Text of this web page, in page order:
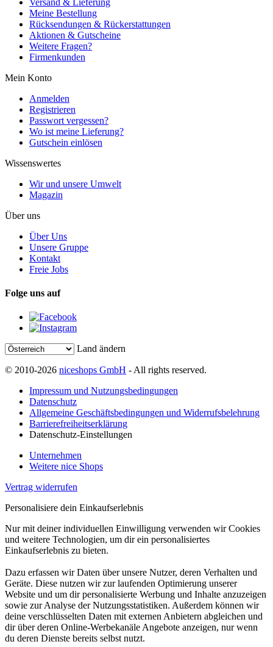
Versand & Lieferung
Meine Bestellung
Rücksendungen & Rückerstattungen
Aktionen & Gutscheine
Weitere Fragen?
Firmenkunden
Mein Konto
Anmelden
Registrieren
Passwort vergessen?
Wo ist meine Lieferung?
Gutschein einlösen
Wissenswertes
Wir und unsere Umwelt
Magazin
Über uns
Über Uns
Unsere Gruppe
Kontakt
Freie Jobs
Folge uns auf
Land ändern
© 2010-2026 niceshops GmbH - All rights reserved.
Impressum und Nutzungsbedingungen
Datenschutz
Allgemeine Geschäftsbedingungen und Widerrufsbelehrung
Barrierefreiheitserklärung
Datenschutz-Einstellungen
Unternehmen
Weitere nice Shops
Vertrag widerrufen
Personalisiere dein Einkaufserlebnis
Nur mit deiner individuellen Einwilligung verwenden wir Cookies
und weitere Technologien, um dir ein personalisiertes
Einkaufserlebnis zu bieten.
Dazu erfassen wir Daten über unsere Nutzer, deren Verhalten und
Geräte. Diese nutzen wir zur laufenden Optimierung unserer
Website und um dir personalisierte Werbung und Inhalte anzuzeigen
sowie zur Analyse der Nutzungsstatistiken. Außerdem können wir
deine verschlüsselten Daten mit externen Anbietern abgleichen und
dir über deren Online-Werbekanäle Angebote anzeigen, nur wenn
du deren Dienste bereits selbst nutzt.